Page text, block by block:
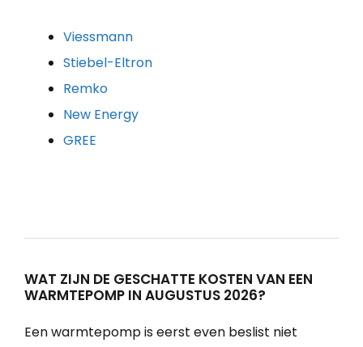
Viessmann
Stiebel-Eltron
Remko
New Energy
GREE
WAT ZIJN DE GESCHATTE KOSTEN VAN EEN
WARMTEPOMP IN AUGUSTUS 2026?
Een warmtepomp is eerst even beslist niet